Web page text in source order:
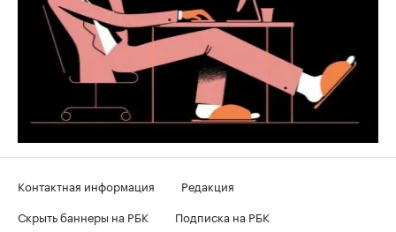
Контактная информация
Редакция
Скрыть баннеры на РБК
Подписка на РБК